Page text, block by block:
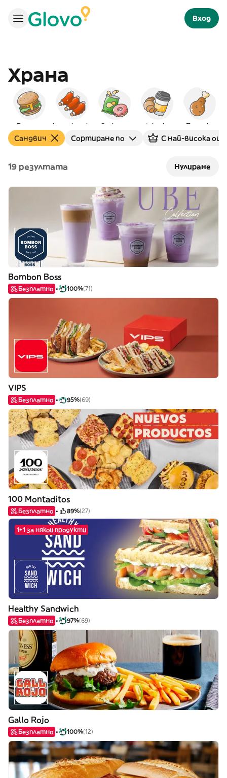
Вход
Храна
Бургери Американска Снаксове Закуска Пилешко
Сандвич Сортиране по С най-висока
19 резултата Нулиране
Bombon Boss
Безплатно 100%(71)
VIPS
Безплатно 95%(69)
100 Montaditos
Безплатно 89%(27)
1+1 за някои продукти
Healthy Sandwich
Безплатно 97%(69)
Gallo Rojo
Безплатно 100%(12)